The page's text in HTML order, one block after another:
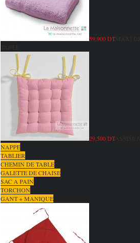
59,900 DT
29,500 DTASSISE
NAPPE
TABLIER
CHEMIN DE TABLE
GALETTE DE CHAISE
SAC A PAIN
TORCHON
GANT + MANIQUE